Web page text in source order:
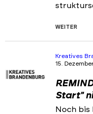
WEITER
Kreatives
15.
Start"
Noch bis